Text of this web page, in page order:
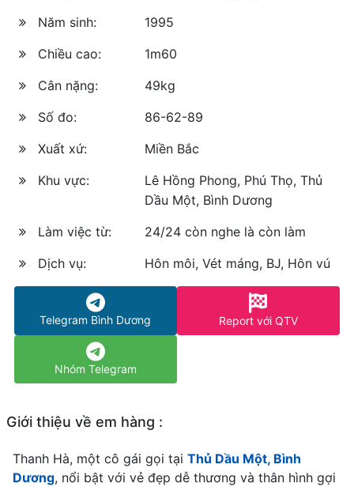
Năm sinh:
1995
Chiều cao:
1m60
Cân nặng:
49kg
Số đo:
86-62-89
Xuất xứ:
Miền Bắc
Khu vực:
Lê Hồng Phong, Phú Thọ, Thủ
Dầu Một, Bình Dương
Làm việc từ:
24/24 còn nghe là còn làm
Dịch vụ:
Hôn môi, Vét máng, BJ, Hôn vú
Telegram Bình Dương Report với QTV
Nhóm Telegram
Giới thiệu về em hàng :
Thanh Hà, một cô gái gọi tại Thủ Dầu Một, Bình
Dương, nổi bật với vẻ đẹp dễ thương và thân hình gợi